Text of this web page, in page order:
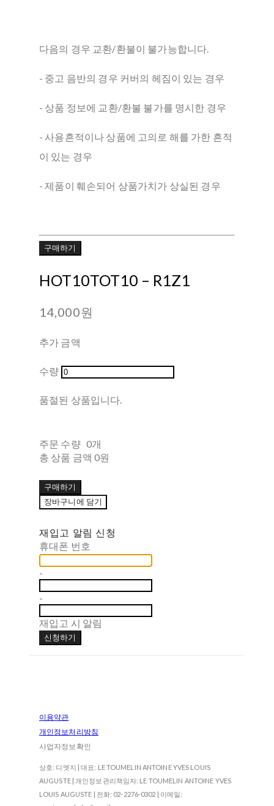
다음의 경우 교환/환불이 불가능합니다.
- 중고 음반의 경우 커버의 헤짐이 있는 경우
- 상품 정보에 교환/환불 불가를 명시한 경우
- 사용흔적이나 상품에 고의로 해를 가한 흔적
이 있는 경우
- 제품이 훼손되어 상품가치가 상실된 경우
구매하기
HOT10TOT10 ‎– R1Z1
14,000원
추가 금액
수량
품절된 상품입니다.
주문 수량 0개
총 상품 금액 0원
구매하기
장바구니에 담기
재입고 알림 신청
휴대폰 번호
-
-
재입고 시 알림
신청하기
이용약관
개인정보처리방침
사업자정보확인
상호: 디엣지 | 대표: LE TOUMELIN ANTOINE YVES LOUIS
AUGUSTE | 개인정보관리책임자: LE TOUMELIN ANTOINE YVES
LOUIS AUGUSTE | 전화: 02-2276-0302 | 이메일: